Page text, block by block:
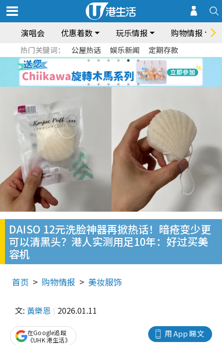
演唱会 优惠着数 玩乐情报 购物情报
热门关键词： 公屋热话 娱乐新闻 定期存款
DAISO 12元洗脸神器再掀热话！暗疮变少更
可以清黑头？港人实测用足10年：好过买美
容机
首页 购物情报 美妆服饰
文: 黃樂恩 2026.01.11
用 App 睇文
在Google追蹤
《UHK 港生活》